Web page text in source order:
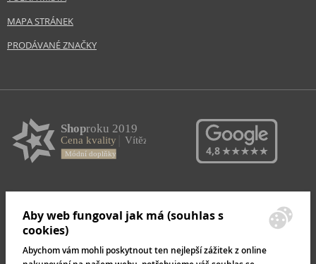
MAPA STRÁNEK
PRODÁVANÉ ZNAČKY
Aby web fungoval jak má (souhlas s
cookies)
Abychom vám mohli poskytnout ten nejlepší zážitek z online